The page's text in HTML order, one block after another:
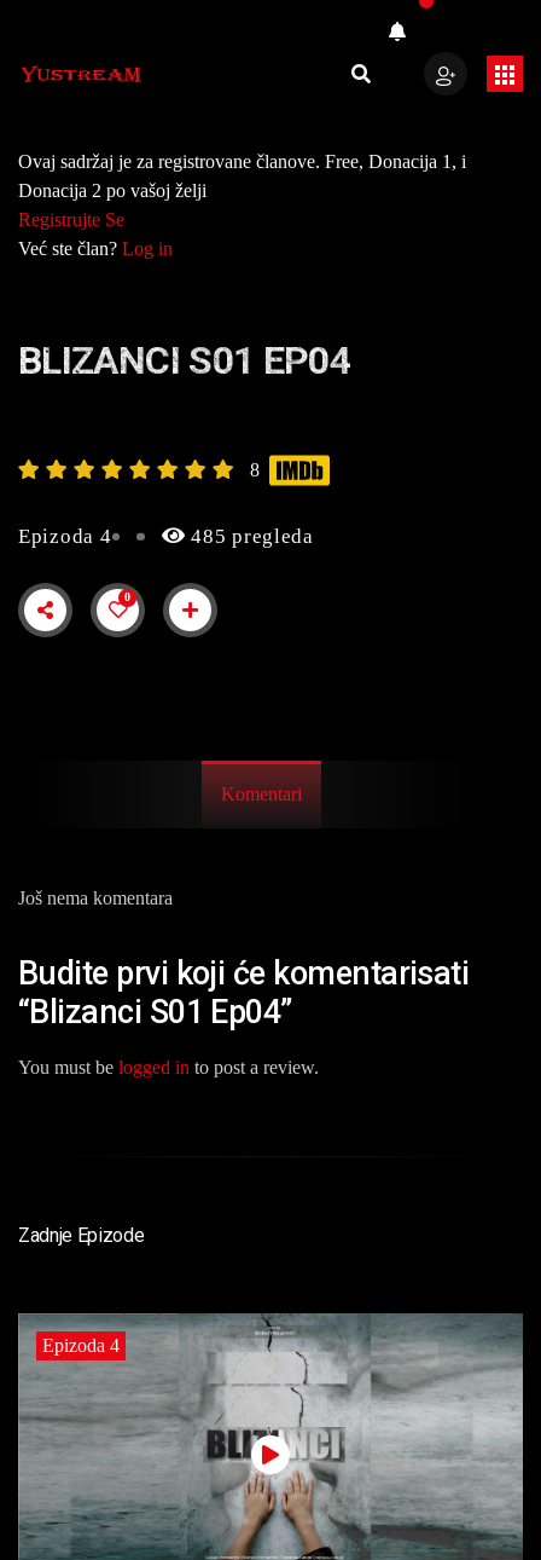
Ovaj sadržaj je za registrovane članove. Free, Donacija 1, i
Donacija 2 po vašoj želji
Registrujte Se
Već ste član? Log in
BLIZANCI S01 EP04
8
Epizoda 4 485 pregleda
0
Komentari
Još nema komentara
Budite prvi koji će komentarisati
“Blizanci S01 Ep04”
You must be logged in to post a review.
Zadnje Epizode
Epizoda 4